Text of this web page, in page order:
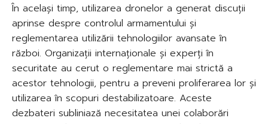
În același timp, utilizarea dronelor a generat discuții
aprinse despre controlul armamentului și
reglementarea utilizării tehnologiilor avansate în
război. Organizații internaționale și experți în
securitate au cerut o reglementare mai strictă a
acestor tehnologii, pentru a preveni proliferarea lor și
utilizarea în scopuri destabilizatoare. Aceste
dezbateri subliniază necesitatea unei colaborări